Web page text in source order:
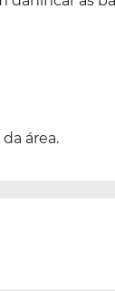
área.